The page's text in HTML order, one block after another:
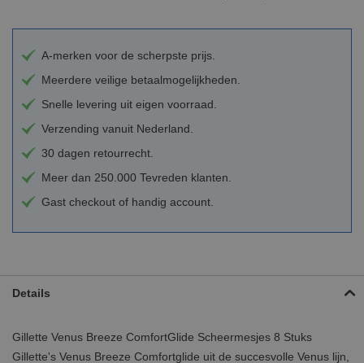
A-merken voor de scherpste prijs.
Meerdere veilige betaalmogelijkheden.
Snelle levering uit eigen voorraad.
Verzending vanuit Nederland.
30 dagen retourrecht.
Meer dan 250.000 Tevreden klanten.
Gast checkout of handig account.
Details
Gillette Venus Breeze ComfortGlide Scheermesjes 8 Stuks
Gillette's Venus Breeze Comfortglide uit de succesvolle Venus lijn,